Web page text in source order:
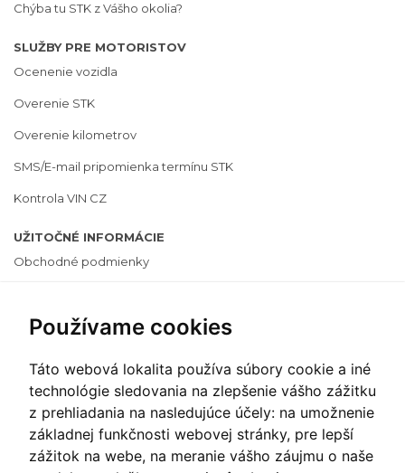
Používame cookies
Táto webová lokalita používa súbory cookie a iné
technológie sledovania na zlepšenie vášho zážitku
z prehliadania na nasledujúce účely: na umožnenie
základnej funkčnosti webovej stránky, pre lepší
zážitok na webe, na meranie vášho záujmu o naše
Chýba tu STK z Vášho okolia?
SLUŽBY PRE MOTORISTOV
Ocenenie vozidla
Overenie STK
Overenie kilometrov
SMS/E-mail pripomienka termínu STK
Kontrola VIN CZ
UŽITOČNÉ INFORMÁCIE
Obchodné podmienky
Ochrana osobných údajov
Informácie o cookies
Zmeniť nastavenie cookies
PLATOBNÝ SYSTÉM